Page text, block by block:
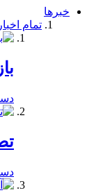
خبرها
تمام اخبار